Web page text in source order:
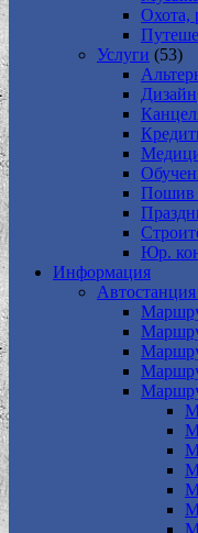
Охота,
Услуги (53)
Дизайн
Пошив
Юр.
Информация